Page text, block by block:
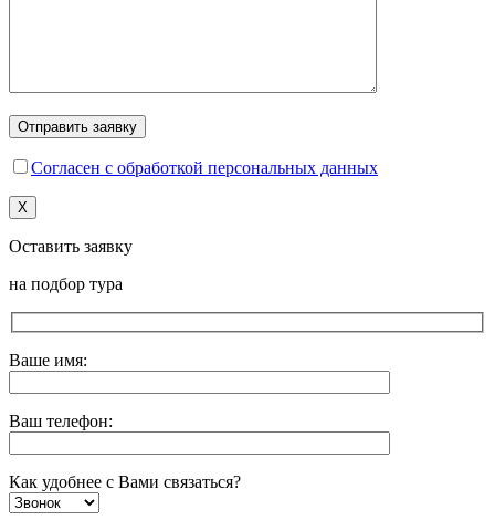
Согласен с обработкой персональных данных
X
Оставить заявку
на подбор тура
Ваше имя:
Ваш телефон:
Как удобнее с Вами связаться?